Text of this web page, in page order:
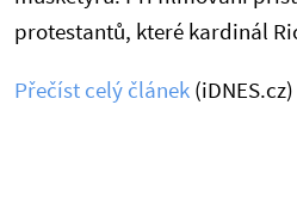
protestantů, které kardinál
Přečíst celý článek (iDNES.cz)